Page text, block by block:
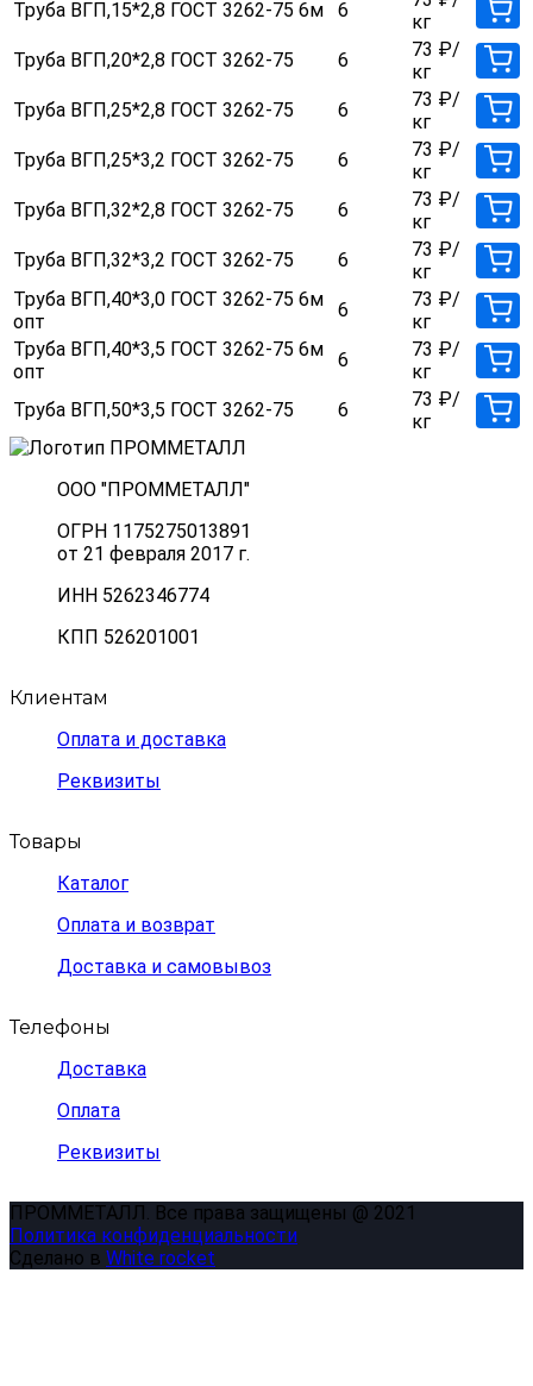
Труба ВГП,15*2,8 ГОСТ 3262-75 6м
6
кг
Труба ВГП,20*2,8 ГОСТ 3262-75
6 73 ₽/
кг
Труба ВГП,25*2,8 ГОСТ 3262-75
6 73 ₽/
кг
Труба ВГП,25*3,2 ГОСТ 3262-75
6 73 ₽/
кг
Труба ВГП,32*2,8 ГОСТ 3262-75
6 73 ₽/
кг
Труба ВГП,32*3,2 ГОСТ 3262-75
6 73 ₽/
кг
Труба ВГП,40*3,0 ГОСТ 3262-75 6м
опт
6 73 ₽/
кг
Труба ВГП,40*3,5 ГОСТ 3262-75 6м
опт
6 73 ₽/
кг
Труба ВГП,50*3,5 ГОСТ 3262-75
6 73 ₽/
кг
ООО "ПРОММЕТАЛЛ"
ОГРН 1175275013891
от 21 февраля 2017 г.
ИНН 5262346774
КПП 526201001
Клиентам
Оплата и доставка
Реквизиты
Товары
Каталог
Оплата и возврат
Доставка и самовывоз
Телефоны
Доставка
Оплата
Реквизиты
ПРОММЕТАЛЛ. Все права защищены @ 2021
Политика конфиденциальности
Сделано в White rocket